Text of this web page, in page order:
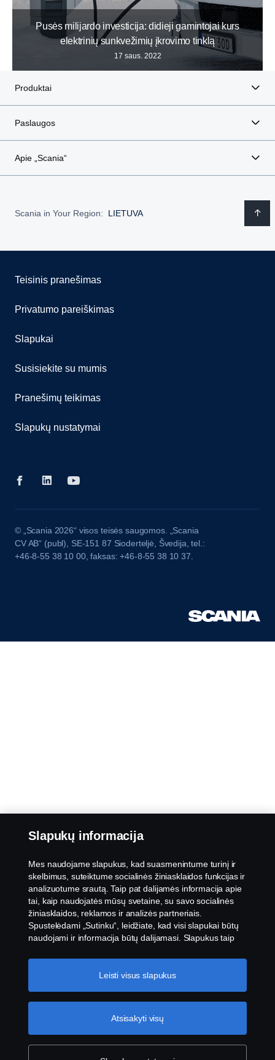
Pusės milijardo investicija: didieji gamintojai kurs
elektrinių sunkvežimių įkrovimo tinklą
17 saus. 2022
Produktai
Paslaugos
Apie „Scania“
Scania in Your Region: LIETUVA
Teisinis pranešimas
Privatumo pareiškimas
Slapukai
Susisiekite su mumis
Pranešimų teikimas
Slapukų nustatymai
© „Scania 2026“ visos teisės saugomos. „Scania
CV AB“ (publ), SE-151 87 Sioderteljė, Švedija, tel.:
+46-8-55 38 10 00, faksas: +46-8-55 38 10 37.
Slapukų informacija
Mes naudojame slapukus, kad suasmenintume turinį ir
skelbimus, suteiktume socialinės žiniasklaidos funkcijas ir
analizuotume srautą. Taip pat dalijamės informacija apie
tai, kaip naudojatės mūsų svetaine, su savo socialinės
žiniasklaidos, reklamos ir analizės partneriais.
Spustelėdami „Sutinku“, leidžiate, kad visi slapukai būtų
naudojami ir informacija būtų dalijamasi. Slapukus taip
pasirinkę norimas priimti kategorijas. Norėdami sužinoti
daugiau, kaip naudojame slapukus, apsilankykite mūsų
Atsisakyti visų
Leisti visus slapukus